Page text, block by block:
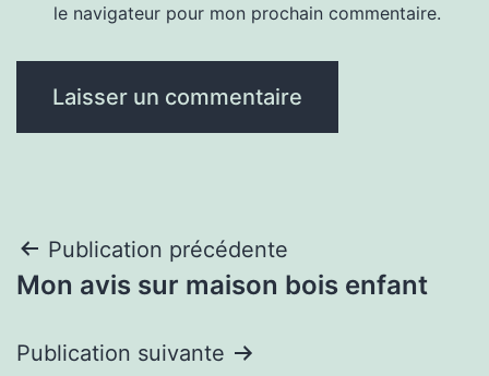
le navigateur pour mon prochain commentaire.
Navigation
de
l’article
Publication précédente
Mon avis sur maison bois enfant
Publication suivante